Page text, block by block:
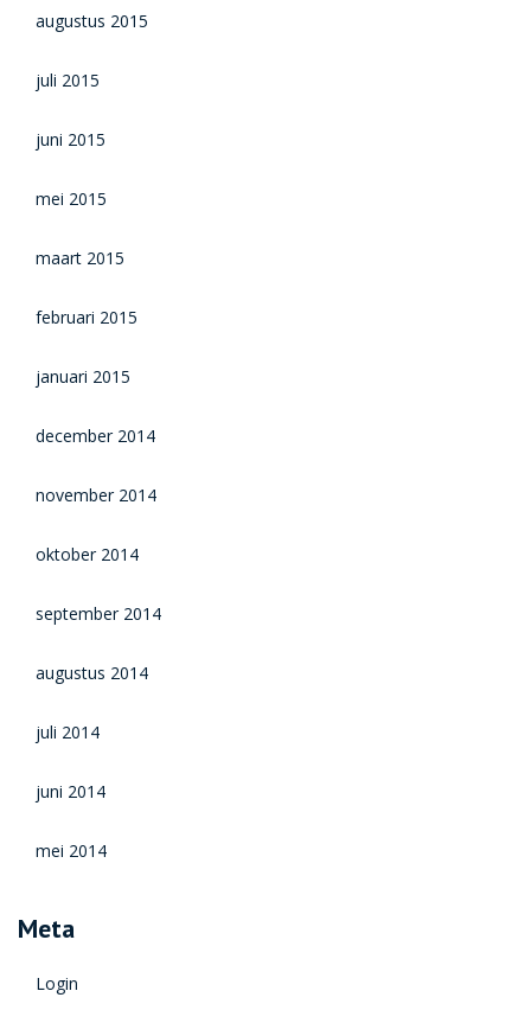
augustus 2015
juli 2015
juni 2015
mei 2015
maart 2015
februari 2015
januari 2015
december 2014
november 2014
oktober 2014
september 2014
augustus 2014
juli 2014
juni 2014
mei 2014
Meta
Login